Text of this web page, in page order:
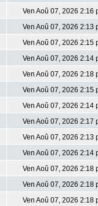
Ven Aoû 07, 2026 2:16
Ven Aoû 07, 2026 2:13
Ven Aoû 07, 2026 2:15
Ven Aoû 07, 2026 2:14
Ven Aoû 07, 2026 2:18
Ven Aoû 07, 2026 2:15
Ven Aoû 07, 2026 2:14
Ven Aoû 07, 2026 2:17
Ven Aoû 07, 2026 2:13
Ven Aoû 07, 2026 2:14
Ven Aoû 07, 2026 2:18
Ven Aoû 07, 2026 2:18
Ven Aoû 07, 2026 2:18